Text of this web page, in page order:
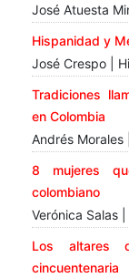
José Atuesta
Hispanidad y
José Crespo |
Tradiciones
en Colombia
Andrés Morales
8 mujeres
colombiano
Verónica Salas |
Los altares
cincuentenaria